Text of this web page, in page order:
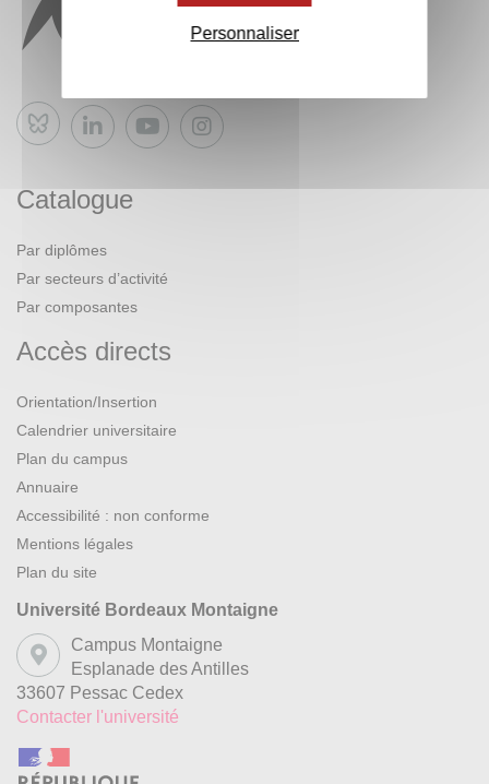
Bluesky
Catalogue
Par diplômes
Par secteurs d’activité
Par composantes
Accès directs
Orientation/Insertion
Calendrier universitaire
Plan du campus
Annuaire
Accessibilité : non conforme
Mentions légales
Plan du site
Université Bordeaux Montaigne
Campus Montaigne
Esplanade des Antilles
33607 Pessac Cedex
Contacter l'université
Personnaliser